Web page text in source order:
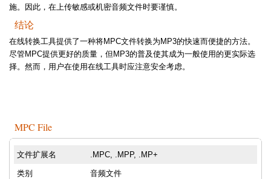
施。因此，在上传敏感或机密音频文件时要谨慎。
结论
在线转换工具提供了一种将MPC文件转换为MP3的快速而便捷的方法。
尽管MPC提供更好的质量，但MP3的普及使其成为一般使用的更实际选
择。然而，用户在使用在线工具时应注意安全考虑。
MPC File
文件扩展名 .MPC, .MPP, .MP+
类别 音频文件